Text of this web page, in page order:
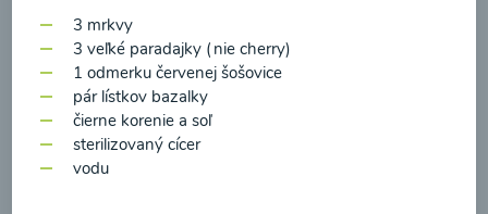
Brokolicové cappuccino
00:25
3 mrkvy
3 veľké paradajky (nie cherry)
1 odmerku červenej šošovice
pár lístkov bazalky
čierne korenie a soľ
sterilizovaný cícer
vodu
prečítal(a)
údajova súhlasím s nimi.